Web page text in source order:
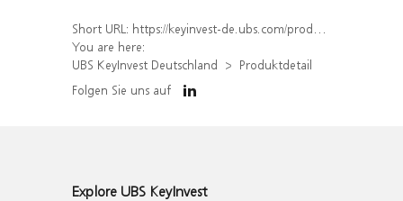
Short URL: https://keyinvest-de.ubs.com/produkt/detail/index/isin/DE000WA7BR59
You are here:
UBS KeyInvest Deutschland
Produktdetail
Folgen Sie uns auf
Explore UBS KeyInvest